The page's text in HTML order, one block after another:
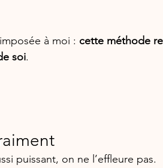
à moi : cette méthode
soi.
puissant, on ne l’effleure pas.